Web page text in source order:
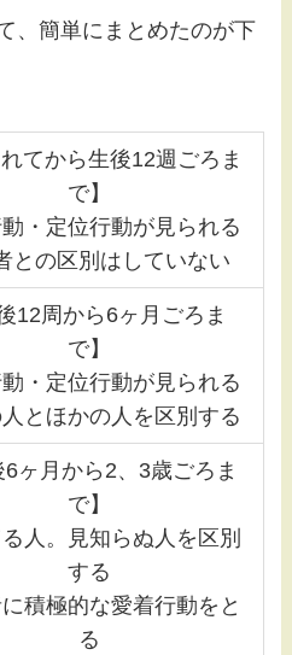
、簡単にまとめたのが下
れてから生後12週ごろま
で】
・定位行動が見られる
との区別はしていない
12周から6ヶ月ごろま
で】
・定位行動が見られる
とほかの人を区別する
6ヶ月から2、3歳ごろま
で】
人。見知らぬ人を区別
する
積極的な愛着行動をと
る